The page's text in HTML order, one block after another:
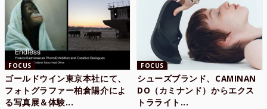
FOCUS
ゴールドウイン東京本社にて、
フォトグラファー柏倉陽介によ
る写真展＆体験...
FOCUS
シューズブランド、CAMINAN
DO（カミナンド）からエクス
トラライト...